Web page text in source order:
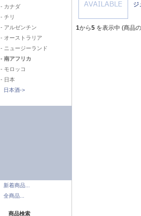
- カナダ
- チリ
- アルゼンチン
- オーストラリア
- ニュージーランド
- 南アフリカ
- モロッコ
- 日本
日本酒->
新着商品...
全商品...
商品検索
1から5 を表示中 (商品